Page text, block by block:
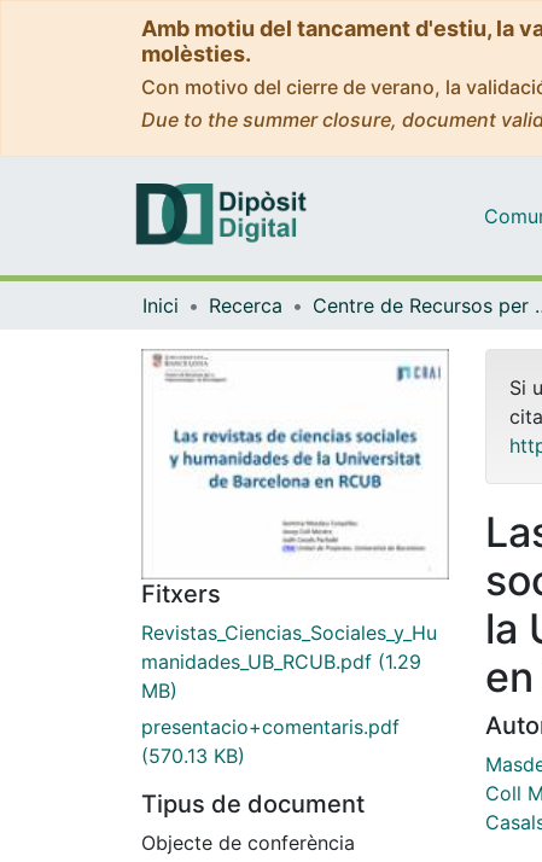
Amb motiu del tancament d'estiu, la
molèsties.
Con motivo del cierre de verano, la
Due to the summer closure, document
Inici Recerca Centre de
Fitxers
Revistas_Ciencias_Sociales_y_Hu
manidades_UB_RCUB.pdf (1.29
MB)
presentacio+comentaris.pdf
(570.13 KB)
Tipus de document
Objecte de conferència
Si
la
en
Coll